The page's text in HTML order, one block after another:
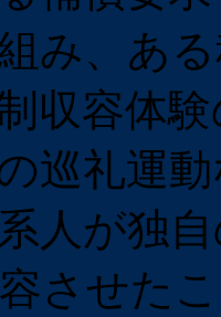
み、あ
収容体
巡礼運
人が独
させた